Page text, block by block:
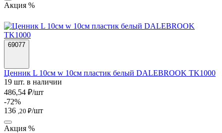
Акция %
69077
Ценник L 10см w 10см пластик белый DALEBROOK TK1000
19 шт. в наличии
486,54 ₽/шт
-72%
136 ,20 ₽/шт
Акция %